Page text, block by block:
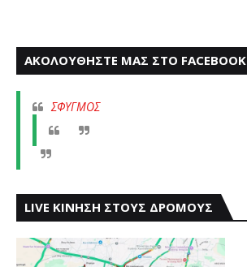
ΑΚΟΛΟΥΘΗΣΤΕ ΜΑΣ ΣΤΟ FACEBOOK
ΣΦΥΓΜΟΣ
LIVE ΚΙΝΗΣΗ ΣΤΟΥΣ ΔΡΟΜΟΥΣ